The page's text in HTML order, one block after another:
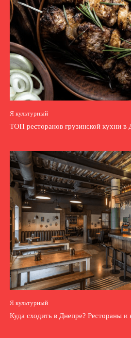
Я культурный
ТОП ресторанов грузинской кухни в
Я культурный
Куда сходить в Днепре? Рестораны и